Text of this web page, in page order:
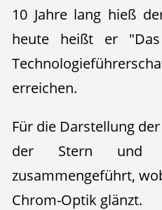
10 Jahre lang hieß
heute heißt er
erreichen.
Für die Darstellung
der Stern und
zusammengeführt,
Chrom-Optik glänzt.